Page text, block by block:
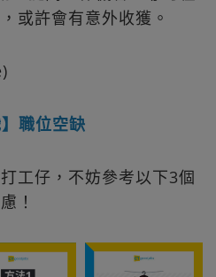
或許會有意外收獲。
職位空缺
工仔，不妨參考以下3個
！